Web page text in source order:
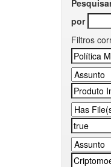
por
Filtros